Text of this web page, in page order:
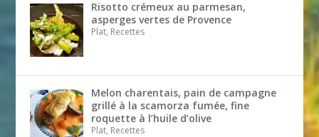
Risotto crémeux au parmesan,
asperges vertes de Provence
Plat, Recettes
Melon charentais, pain de campagne
grillé à la scamorza fumée, fine
roquette à l’huile d’olive
Plat, Recettes